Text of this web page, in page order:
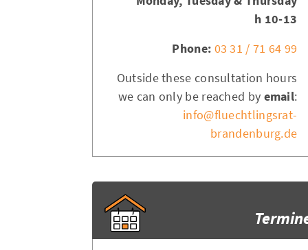
10-13 h
Phone: 03 31 / 71 64 99
Outside these consultation hours
we can only be reached by email:
info@fluechtlingsrat-
brandenburg.de